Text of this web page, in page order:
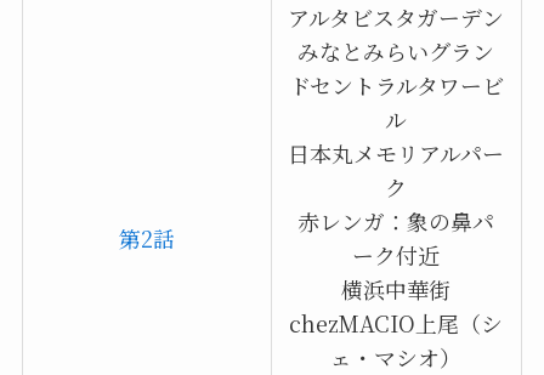
第2話
アルタビスタガーデン
みなとみらいグラン
ドセントラルタワービ
ル
日本丸メモリアルパー
ク
赤レンガ：象の鼻パ
ーク付近
横浜中華街
chezMACIO上尾（シ
ェ・マシオ）